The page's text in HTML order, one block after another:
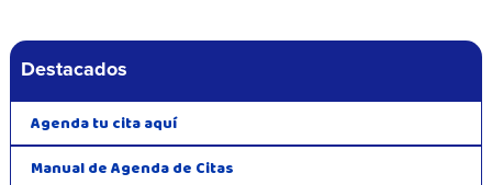
Destacados
Agenda tu cita aquí
Manual de Agenda de Citas